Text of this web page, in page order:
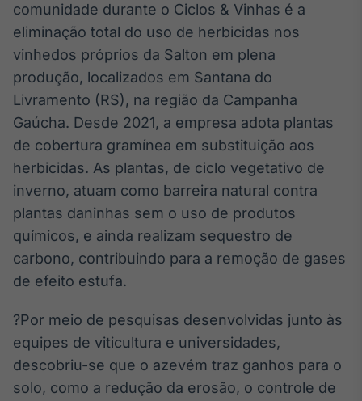
comunidade durante o Ciclos & Vinhas é a
eliminação total do uso de herbicidas nos
vinhedos próprios da Salton em plena
produção, localizados em Santana do
Livramento (RS), na região da Campanha
Gaúcha. Desde 2021, a empresa adota plantas
de cobertura gramínea em substituição aos
herbicidas. As plantas, de ciclo vegetativo de
inverno, atuam como barreira natural contra
plantas daninhas sem o uso de produtos
químicos, e ainda realizam sequestro de
carbono, contribuindo para a remoção de gases
de efeito estufa.
?Por meio de pesquisas desenvolvidas junto às
equipes de viticultura e universidades,
descobriu-se que o azevém traz ganhos para o
solo, como a redução da erosão, o controle de